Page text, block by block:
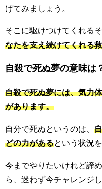
げてみましょう。
そこに駆けつけてくれる
なたを支え続けてくれる
自殺で死ぬ夢の意味は
自殺で死ぬ夢には、気力
があります。
自分で死ぬというのは、
どの力があるという状況
今までやりたいけれど諦
ら、迷わず今チャレンジ